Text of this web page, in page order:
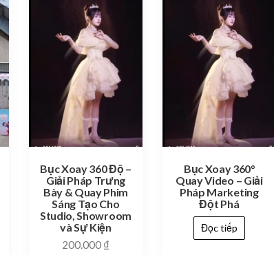
Bục Xoay 360 Độ –
Giải Pháp Trưng
Bày & Quay Phim
Sáng Tạo Cho
Studio, Showroom
và Sự Kiện
200.000 ₫
Bục Xoay 360°
Quay Video – Giải
Pháp Marketing
Đột Phá
Đọc tiếp